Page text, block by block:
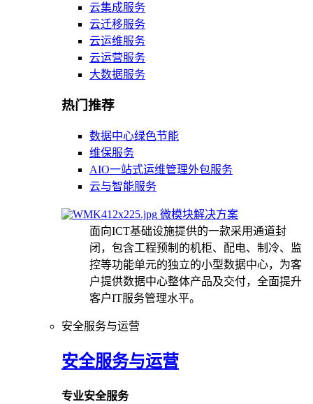
云集成服务
云迁移服务
云运维服务
云运营服务
大数据服务
热门推荐
数据中心绿色节能
维保服务
AIO一站式运维管理外包服务
云与智能服务
微模块解决方案
面向ICT基础设施提供的一款采用通道封
闭，包含工程预制的机柜、配电、制冷、监
控等功能单元的独立的小型数据中心，为客
户提供数据中心整体产品及交付，全面提升
客户IT服务管理水平。
安全服务与运营
安全服务与运营
专业安全服务